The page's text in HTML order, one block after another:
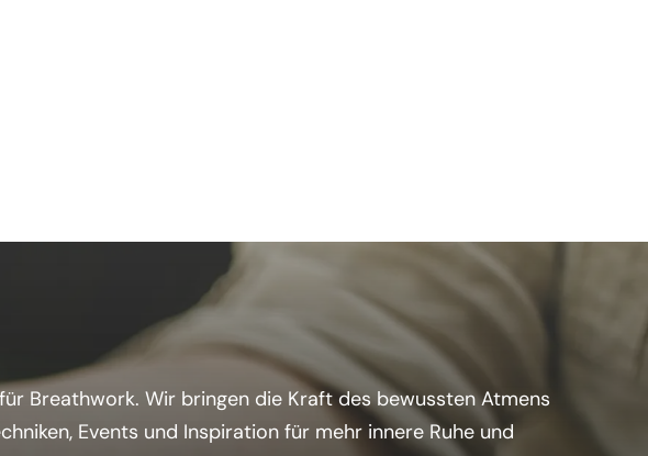
Breathwork. Wir bringen die Kraft des bewussten Atmens
Events und Inspiration für mehr innere Ruhe und